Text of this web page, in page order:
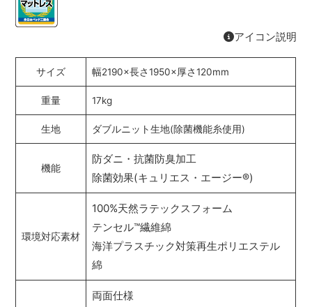
アイコン説明
サイズ 幅2190×長さ1950×厚さ120mm
重量 17kg
生地 ダブルニット生地(除菌機能糸使用)
機能
防ダニ・抗菌防臭加工
除菌効果(キュリエス・エージー®)
環境対応素材
100%天然ラテックスフォーム
テンセル™繊維綿
海洋プラスチック対策再生ポリエステル
綿
両面仕様